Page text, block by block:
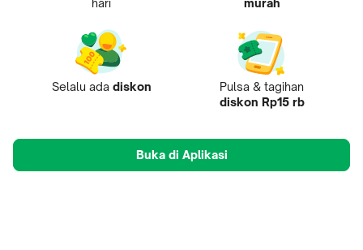
hari
murah
Selalu ada diskon
Pulsa & tagihan
diskon Rp15 rb
Buka di Aplikasi